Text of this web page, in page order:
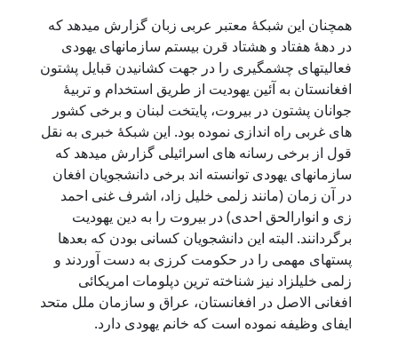
همچنان این شبکۀ معتبر عربی زبان گزارش میدهد که
در دهۀ هفتاد و هشتاد قرن بیستم سازمانهای یهودی
فعالیتهای چشمگیری را در جهت کشانیدن قبایل پشتون
افغانستان به آئین یهودیت از طریق استخدام و تربیۀ
جوانان پشتون در بیروت، پایتخت لبنان و برخی کشور
های غربی راه اندازی نموده بود. این شبکۀ خبری به نقل
قول از برخی رسانه های اسرائیلی گزارش میدهد که
سازمانهای یهودی توانسته اند برخی دانشجویان افغان
در آن زمان (مانند زلمی خلیل زاد، اشرف غنی احمد
زی و انوارالحق احدی) در بیروت را به دین یهودیت
برگردانند. البته این دانشجویان کسانی بودن که بعدها
پستهای مهمی را در حکومت کرزی به دست آوردند و
زلمی خلیلزاد نیز شناخته ترین دپلومات امریکائی
افغانی الاصل در افغانستان، عراق و سازمان ملل متحد
ایفای وظیفه نموده است که خانم یهودی دارد.